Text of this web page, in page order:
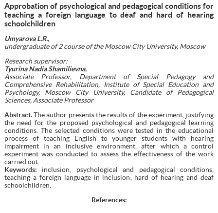
Approbation of psychological and pedagogical conditions for
teaching a foreign language to deaf and hard of hearing
schoolchildren
Umyarova L.R.,
undergraduate of 2 course of the Moscow City University, Moscow
Research supervisor:
Tyurina Nadia Shamilievna,
Associate Professor, Department of Special Pedagogy and
Comprehensive Rehabilitation, Institute of Special Education and
Psychology, Moscow City University, Candidate of Pedagogical
Sciences, Associate Professor
Abstract.The author presents the results of the experiment, justifying
the need for the proposed psychological and pedagogical learning
conditions. The selected conditions were tested in the educational
process of teaching English to younger students with hearing
impairment in an inclusive environment, after which a control
experiment was conducted to assess the effectiveness of the work
carried out.
Keywords: inclusion, psychological and pedagogical conditions,
teaching a foreign language in inclusion, hard of hearing and deaf
schoolchildren.
References: